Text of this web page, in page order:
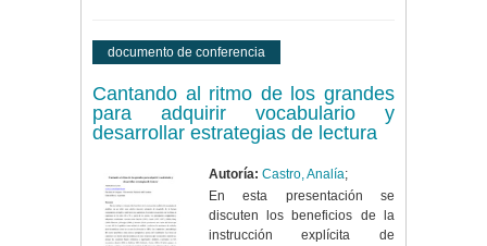
documento de conferencia
Cantando al ritmo de los grandes
para adquirir vocabulario y
desarrollar estrategias de lectura
Autoría: Castro, Analía;
En esta presentación se
discuten los beneficios de la
instrucción explícita de